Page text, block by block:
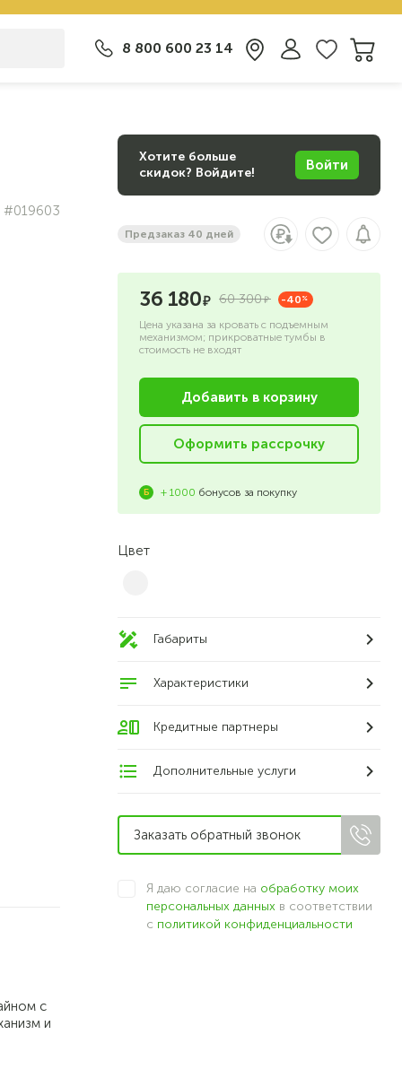
8 800 600 23 14
#019603
с
и
Хотите больше
скидок? Войдите!
Войти
Предзаказ 40 дней
36 180 60 300 -40 %
Цена указана за кровать с подъемным
механизмом; прикроватные тумбы в
стоимость не входят
Добавить в корзину
Оформить рассрочку
+ 1000 бонусов за покупку
Цвет
Габариты
Характеристики
Кредитные партнеры
Дополнительные услуги
Я даю согласие на обработку моих
персональных данных в соответствии
с политикой конфиденциальности